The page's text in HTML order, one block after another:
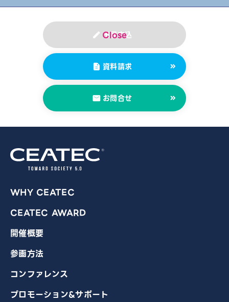
出展申込
資料請求
お問合せ
WHY CEATEC
CEATEC AWARD
開催概要
参画方法
コンファレンス
プロモーション&サポート